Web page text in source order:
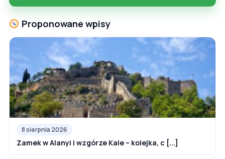
Proponowane wpisy
8 sierpnia 2026
Zamek w Alanyi i wzgórze Kale – kolejka, c [...]